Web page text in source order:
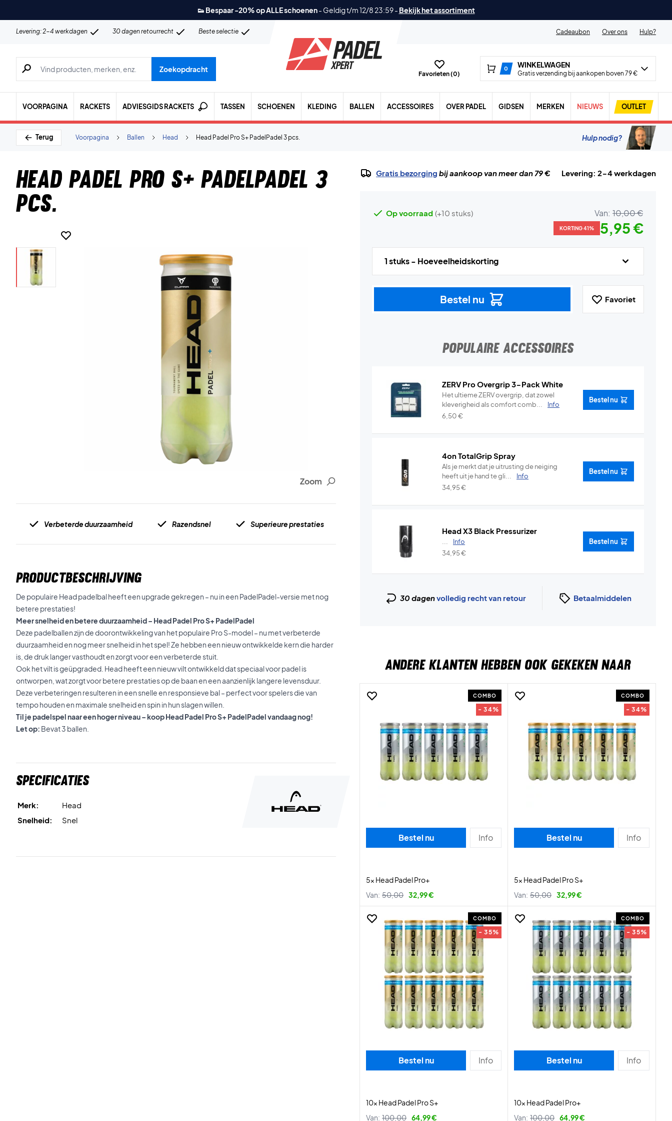
👟 Bespaar -20% op ALLE schoenen- Geldig t/m 12/8 23:59- Bekijk het assortiment
Levering: 2-4 werkdagen 30 dagen retourrecht Beste selectie Cadeaubon Over ons Hulp?
Zoeken naar producten, merken etc.
Zoekopdracht
Favorieten (0)
0 WINKELWAGEN
Gratis verzending bij aankopen boven 79 €
VOORPAGINA RACKETS ADVIESGIDS RACKETS TASSEN SCHOENEN KLEDING BALLEN ACCESSOIRES OVER PADEL GIDSEN MERKEN NIEUWS OUTLET
Terug Head Padel Pro S+ PadelPadel 3 pcs.
Head
Ballen
Voorpagina Hulp nodig?
Head Padel Pro S+ PadelPadel 3
pcs.
Zoom
Verbeterde duurzaamheid Razendsnel Superieure prestaties
PRODUCTBESCHRIJVING
De populaire Head padelbal heeft een upgrade gekregen – nu in een PadelPadel-versie met nog
betere prestaties!
Meer snelheid en betere duurzaamheid – Head Padel Pro S+ PadelPadel
Deze padelballen zijn de doorontwikkeling van het populaire Pro S-model – nu met verbeterde
duurzaamheid en nog meer snelheid in het spel! Ze hebben een nieuw ontwikkelde kern die harder
is, de druk langer vasthoudt en zorgt voor een verbeterde stuit.
Ook het vilt is geüpgraded. Head heeft een nieuw vilt ontwikkeld dat speciaal voor padel is
ontworpen, wat zorgt voor betere prestaties op de baan en een aanzienlijk langere levensduur.
Deze verbeteringen resulteren in een snelle en responsieve bal – perfect voor spelers die van
tempo houden en maximale snelheid en spin in hun slagen willen.
Til je padelspel naar een hoger niveau – koop Head Padel Pro S+ PadelPadel vandaag nog!
Let op: Bevat 3 ballen.
Specificaties
Merk:
Head
Snelheid:
Snel
Gratis bezorging bij aankoop van meer dan 79 € Levering: 2-4 werkdagen
Op voorraad (+10 stuks) Van: 10,00 €
KORTING 41% 5,95 €
1 stuks - Hoeveelheidskorting
Bestel nu Favoriet
POPULAIRE ACCESSOIRES
ZERV Pro Overgrip 3-Pack White
Het ultieme ZERV overgrip, dat zowel
kleverigheid als comfort comb...
Info
6,50€
Bestel nu
4on TotalGrip Spray
Als je merkt dat je uitrusting de neiging
heeft uit je hand te gli...
Info
34,95€
Bestel nu
Head X3 Black Pressurizer
Info
34,95€
Bestel nu
30 dagenvolledig recht van retour Betaalmiddelen
ANDERE KLANTEN HEBBEN OOK GEKEKEN NAAR
COMBO
- 34%
Bestel nu Info
5x Head Padel Pro+
Van: 50,00 32,99 €
COMBO
- 34%
Bestel nu Info
5x Head Padel Pro S+
Van: 50,00 32,99 €
COMBO
- 35%
Bestel nu Info
10x Head Padel Pro S+
Van: 100,00 64,99 €
COMBO
- 35%
Bestel nu Info
10x Head Padel Pro+
Van: 100,00 64,99 €